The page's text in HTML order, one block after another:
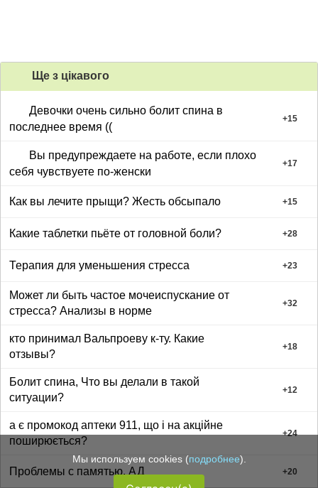
Ще з цiкавого
Девочки очень сильно болит спина в
последнее время ((
+15
Вы предупреждаете на работе, если плохо
себя чувствуете по-женски
+17
Как вы лечите прыщи? Жесть обсыпало +15
Какие таблетки пьёте от головной боли? +28
Терапия для уменьшения стресса +23
Может ли быть частое мочеиспускание от
стресса? Анализы в норме
+32
кто принимал Вальпроеву к-ту. Какие
отзывы?
+18
Болит спина, Что вы делали в такой
ситуации?
+12
а є промокод аптеки 911, що і на акційне
поширюється?
+24
Проблемы с памятью. АД +20
Мы используем cookies (подробнее).